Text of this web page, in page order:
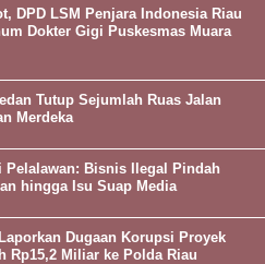
DPD LSM Penjara Indonesia Riau
Dokter Gigi Puskesmas Muara
Tutup Sejumlah Ruas Jalan
Merdeka
Pelalawan: Bisnis Ilegal Pindah
hingga Isu Suap Media
Dugaan Korupsi Proyek
Rp15,2 Miliar ke Polda Riau